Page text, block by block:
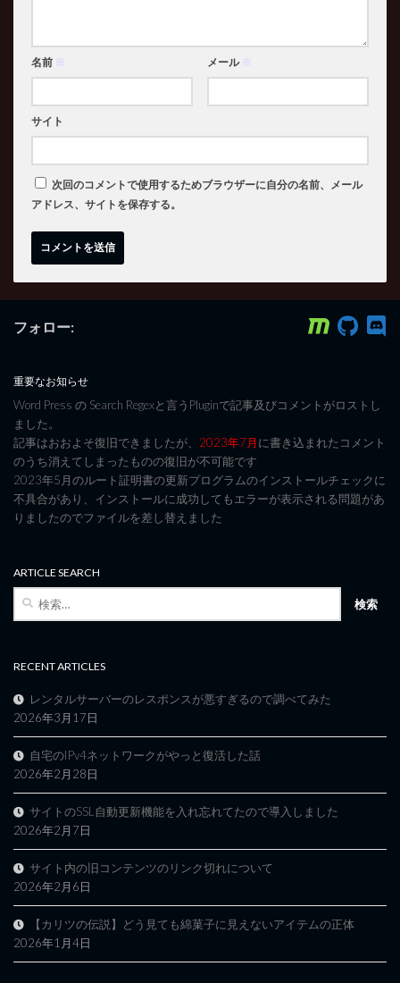
名前 ※ メール ※
サイト
次回のコメントで使用するためブラウザーに自分の名前、メール
アドレス、サイトを保存する。
フォロー:
重要なお知らせ
Word Press の Search Regexと言うPluginで記事及びコメントがロストし
ました。
記事はおおよそ復旧できましたが、 2023年7月に書き込まれたコメント
のうち消えてしまったものの復旧が不可能です
2023年5月のルート証明書の更新プログラムのインストールチェックに
不具合があり、インストールに成功してもエラーが表示される問題があ
りましたのでファイルを差し替えました
ARTICLE SEARCH
検
RECENT ARTICLES
レンタルサーバーのレスポンスが悪すぎるので調べてみた
2026年3月17日
自宅のIPv4ネットワークがやっと復活した話
2026年2月28日
サイトのSSL自動更新機能を入れ忘れてたので導入しました
2026年2月7日
サイト内の旧コンテンツのリンク切れについて
2026年2月6日
【カリツの伝説】どう見ても綿菓子に見えないアイテムの正体
2026年1月4日